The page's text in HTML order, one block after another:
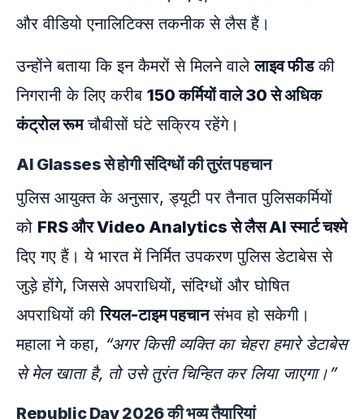
और वीडियो एनालिटिक्स तकनीक से लैस हैं।
उन्होंने बताया कि इन कैमरों से मिलने वालेलाइव फीडकी
निगरानी के लिए करीब 150 कर्मियों वाले 30 से अधिक
कंट्रोल रूमचौबीसों घंटे सक्रिय रहेंगे।
AI Glasses से होगी संदिग्धों की तुरंत पहचान
पुलिस आयुक्त के अनुसार, ड्यूटी पर तैनात पुलिसकर्मियों
को FRS और Video Analytics से लैस AI स्मार्ट चश्मे
दिए गए हैं। ये भारत में निर्मित उपकरण पुलिस डेटाबेस से
जुड़े होंगे, जिससे अपराधियों, संदिग्धों और घोषित
अपराधियों कीरियल-टाइम पहचानसंभव हो सकेगी।
महाला ने कहा, “अगर किसी व्यक्ति का चेहरा हमारे डेटाबेस
से मेल खाता है, तो उसे तुरंत चिन्हित कर लिया जाएगा।”
Republic Day 2026 की भव्य तैयारियां